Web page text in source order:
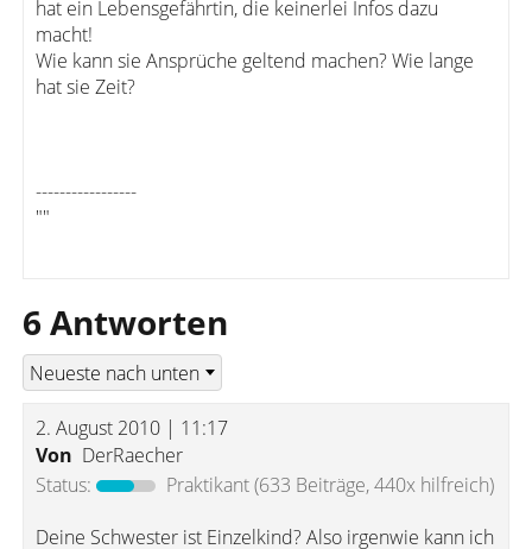
hat ein Lebensgefährtin, die keinerlei Infos dazu
macht!
Wie kann sie Ansprüche geltend machen? Wie lange
hat sie Zeit?
-----------------
""
6 Antworten
2. August 2010 | 11:17
Von DerRaecher
Status:
Praktikant(633 Beiträge, 440x hilfreich)
Deine Schwester ist Einzelkind? Also irgenwie kann ich